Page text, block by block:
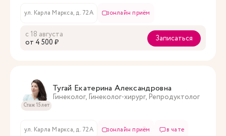
ул. Карла Маркса, д. 72А онлайн приём
с 18 августа
oт 4 500 ₽
Записаться
Стаж 15 лет
Тугай Екатерина Александровна
Гинеколог, Гинеколог-хирург, Репродуктолог
ул. Карла Маркса, д. 72А онлайн приём в чате